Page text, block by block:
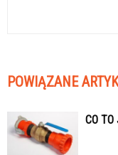
POWIĄZANE
CO TO